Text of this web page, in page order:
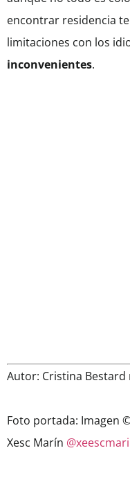
encontrar residencia
limitaciones con los
inconvenientes.
Autor: Cristina
Foto portada: Imagen
Xesc Marín